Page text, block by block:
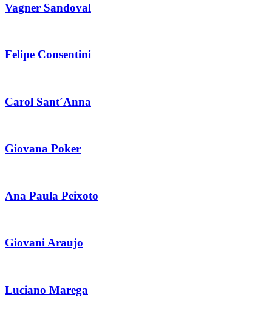
Vagner Sandoval
Felipe Consentini
Carol Sant´Anna
Giovana Poker
Ana Paula Peixoto
Giovani Araujo
Luciano Marega